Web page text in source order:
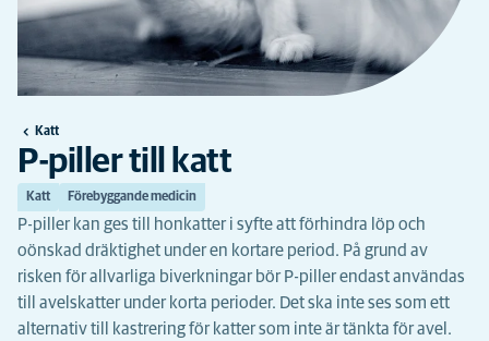
Katt
P-piller till katt
Katt Förebyggande medicin
P-piller kan ges till honkatter i syfte att förhindra löp och
oönskad dräktighet under en kortare period. På grund av
risken för allvarliga biverkningar bör P-piller endast användas
till avelskatter under korta perioder. Det ska inte ses som ett
alternativ till kastrering för katter som inte är tänkta för avel.